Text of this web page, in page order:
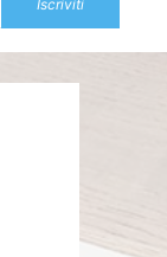
Iscriviti